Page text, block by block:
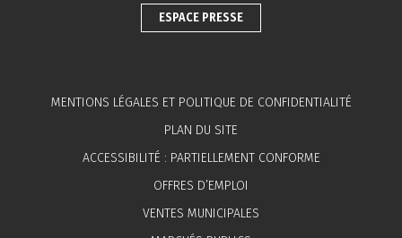
ESPACE PRESSE
MENTIONS LÉGALES ET POLITIQUE DE CONFIDENTIALITÉ
PLAN DU SITE
ACCESSIBILITÉ : PARTIELLEMENT CONFORME
OFFRES D’EMPLOI
VENTES MUNICIPALES